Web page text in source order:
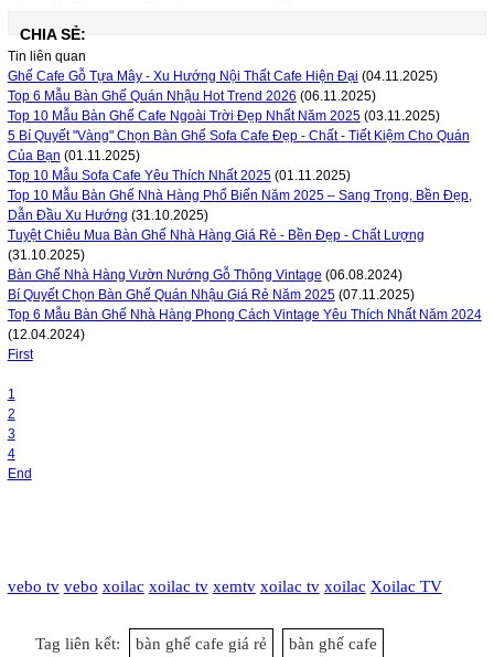
CHIA SẺ:
Tin liên quan
Ghế Cafe Gỗ Tựa Mây - Xu Hướng Nội Thất Cafe Hiện Đại (04.11.2025)
Top 6 Mẫu Bàn Ghế Quán Nhậu Hot Trend 2026 (06.11.2025)
Top 10 Mẫu Bàn Ghế Cafe Ngoài Trời Đẹp Nhất Năm 2025(03.11.2025)
5 Bí Quyết "Vàng" Chọn Bàn Ghế Sofa Cafe Đẹp - Chất - Tiết Kiệm Cho Quán
Của Bạn (01.11.2025)
Top 10 Mẫu Sofa Cafe Yêu Thích Nhất 2025(01.11.2025)
Top 10 Mẫu Bàn Ghế Nhà Hàng Phổ Biến Năm 2025 – Sang Trọng, Bền Đẹp,
Dẫn Đầu Xu Hướng (31.10.2025)
Tuyệt Chiêu Mua Bàn Ghế Nhà Hàng Giá Rẻ - Bền Đẹp - Chất Lượng
(31.10.2025)
Bàn Ghế Nhà Hàng Vườn Nướng Gỗ Thông Vintage (06.08.2024)
Bí Quyết Chọn Bàn Ghế Quán Nhậu Giá Rẻ Năm 2025(07.11.2025)
Top 6 Mẫu Bàn Ghế Nhà Hàng Phong Cách Vintage Yêu Thích Nhất Năm 2024
(12.04.2024)
First
1
2
3
4
End
vebo tv vebo xoilac xoilac tv xemtv xoilac tv xoilac Xoilac TV
Tag liên kết: bàn ghế cafe giá rẻ
bàn ghế cafe